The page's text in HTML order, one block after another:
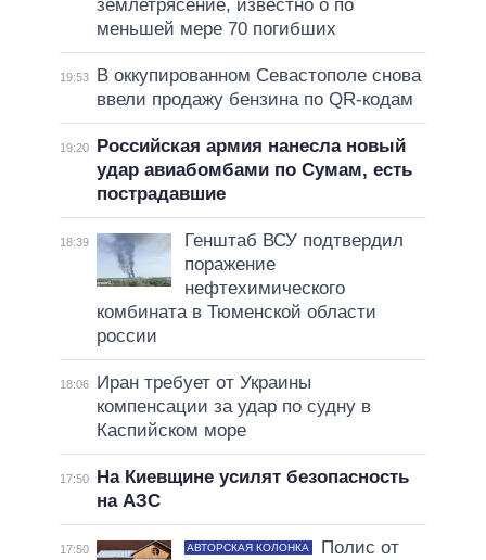
землетрясение, известно о по
меньшей мере 70 погибших
19:53
В оккупированном Севастополе снова
ввели продажу бензина по QR-кодам
19:20
Российская армия нанесла новый
удар авиабомбами по Сумам, есть
пострадавшие
18:39
Генштаб ВСУ подтвердил
поражение
нефтехимического
комбината в Тюменской области
россии
18:06
Иран требует от Украины
компенсации за удар по судну в
Каспийском море
17:50
На Киевщине усилят безопасность
на АЗС
17:50 АВТОРСКАЯ КОЛОНКА
Полис от